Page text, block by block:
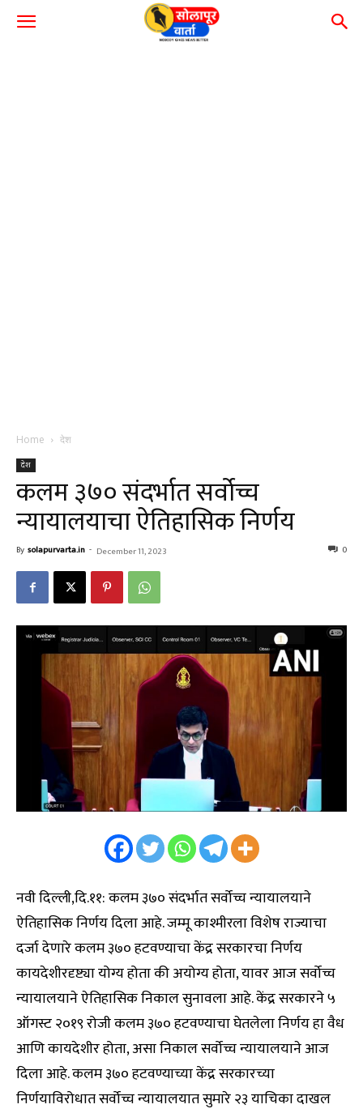
Home देश
देश
कलम ३७० संदर्भात सर्वोच्च
न्यायालयाचा ऐतिहासिक निर्णय
By solapurvarta.in - December 11, 2023 0
नवी दिल्ली,दि.११: कलम ३७० संदर्भात सर्वोच्च न्यायालयाने
ऐतिहासिक निर्णय दिला आहे. जम्मू काश्मीरला विशेष राज्याचा
दर्जा देणारे कलम ३७० हटवण्याचा केंद्र सरकारचा निर्णय
कायदेशीरदृष्ट्या योग्य होता की अयोग्य होता, यावर आज सर्वोच्च
न्यायालयाने ऐतिहासिक निकाल सुनावला आहे. केंद्र सरकारने ५
ऑगस्ट २०१९ रोजी कलम ३७० हटवण्याचा घेतलेला निर्णय हा वैध
आणि कायदेशीर होता, असा निकाल सर्वोच्च न्यायालयाने आज
दिला आहे. कलम ३७० हटवण्याच्या केंद्र सरकारच्या
निर्णयाविरोधात सर्वोच्च न्यायालयात सुमारे २३ याचिका दाखल